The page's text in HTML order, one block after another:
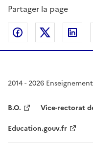
Partager la page
Partager surPartager
2014 - 2026
B.O.
Vice-rectorat
Education.gouv.fr